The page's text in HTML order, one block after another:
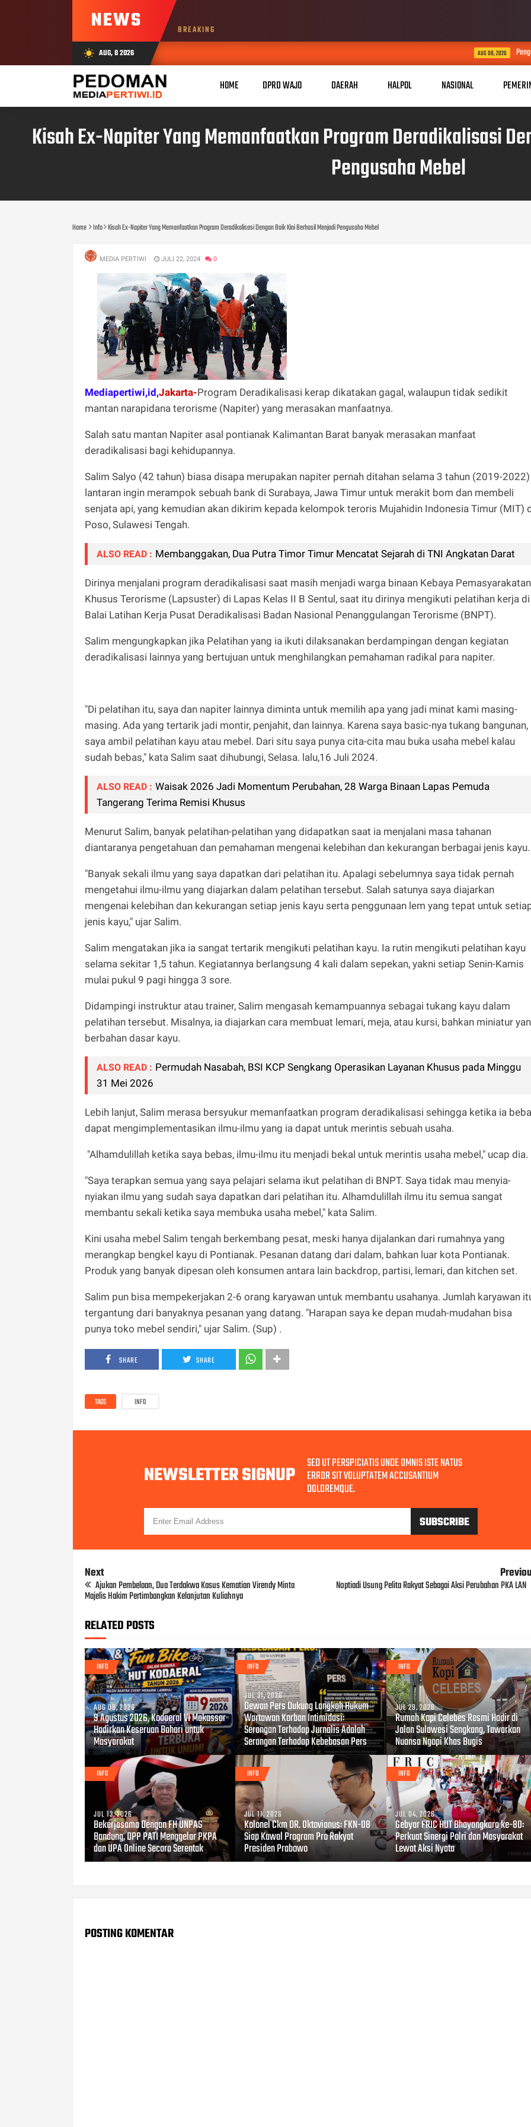
NEWS BREAKING
wb_sunny AUG, 8 2026 Pengacara Senior Erles
HOME DPRD WAJO DAERAH HALPOL NASIONAL
Kisah Ex-Napiter Yang Memanfaatkan Program Deradikalisasi
Pengusaha Mebel
Home Info Kisah Ex-Napiter Yang Memanfaatkan Program Deradikalisasi Dengan Baik Kini Berhasil Menjadi Pengusaha Mebel
MEDIA PERTIWI JULI 22, 2024 0
Mediapertiwi,id,Jakarta-Program Deradikalisasi kerap dikatakan gagal, walaupun tidak sedikit
mantan narapidana terorisme (Napiter) yang merasakan manfaatnya.
Salah satu mantan Napiter asal pontianak Kalimantan Barat banyak merasakan manfaat
deradikalisasi bagi kehidupannya.
Salim Salyo (42 tahun) biasa disapa merupakan napiter pernah ditahan selama 3 tahun (2019-2022)
lantaran ingin merampok sebuah bank di Surabaya, Jawa Timur untuk merakit bom dan membeli
senjata api, yang kemudian akan dikirim kepada kelompok teroris Mujahidin Indonesia Timur (MIT)
Poso, Sulawesi Tengah.
ALSO READ : Membanggakan, Dua Putra Timor Timur Mencatat Sejarah di TNI Angkatan Darat
Dirinya menjalani program deradikalisasi saat masih menjadi warga binaan Kebaya Pemasyarakatan
Khusus Terorisme (Lapsuster) di Lapas Kelas II B Sentul, saat itu dirinya mengikuti pelatihan kerja di
Balai Latihan Kerja Pusat Deradikalisasi Badan Nasional Penanggulangan Terorisme (BNPT).
Salim mengungkapkan jika Pelatihan yang ia ikuti dilaksanakan berdampingan dengan kegiatan
deradikalisasi lainnya yang bertujuan untuk menghilangkan pemahaman radikal para napiter.
"Di pelatihan itu, saya dan napiter lainnya diminta untuk memilih apa yang jadi minat kami masing-
masing. Ada yang tertarik jadi montir, penjahit, dan lainnya. Karena saya basic-nya tukang bangunan,
saya ambil pelatihan kayu atau mebel. Dari situ saya punya cita-cita mau buka usaha mebel kalau
sudah bebas," kata Salim saat dihubungi, Selasa. lalu,16 Juli 2024.
ALSO READ : Waisak 2026 Jadi Momentum Perubahan, 28 Warga Binaan Lapas Pemuda
Tangerang Terima Remisi Khusus
Menurut Salim, banyak pelatihan-pelatihan yang didapatkan saat ia menjalani masa tahanan
diantaranya pengetahuan dan pemahaman mengenai kelebihan dan kekurangan berbagai jenis kayu.
"Banyak sekali ilmu yang saya dapatkan dari pelatihan itu. Apalagi sebelumnya saya tidak pernah
mengetahui ilmu-ilmu yang diajarkan dalam pelatihan tersebut. Salah satunya saya diajarkan
mengenai kelebihan dan kekurangan setiap jenis kayu serta penggunaan lem yang tepat untuk
jenis kayu," ujar Salim.
Salim mengatakan jika ia sangat tertarik mengikuti pelatihan kayu. Ia rutin mengikuti pelatihan kayu
selama sekitar 1,5 tahun. Kegiatannya berlangsung 4 kali dalam sepekan, yakni setiap Senin-Kamis
mulai pukul 9 pagi hingga 3 sore.
Didampingi instruktur atau trainer, Salim mengasah kemampuannya sebagai tukang kayu dalam
pelatihan tersebut. Misalnya, ia diajarkan cara membuat lemari, meja, atau kursi, bahkan miniatur
berbahan dasar kayu.
ALSO READ : Permudah Nasabah, BSI KCP Sengkang Operasikan Layanan Khusus pada Minggu
31 Mei 2026
Lebih lanjut, Salim merasa bersyukur memanfaatkan program deradikalisasi sehingga ketika ia
dapat mengimplementasikan ilmu-ilmu yang ia dapat untuk merintis sebuah usaha.
"Alhamdulillah ketika saya bebas, ilmu-ilmu itu menjadi bekal untuk merintis usaha mebel," ucap dia.
"Saya terapkan semua yang saya pelajari selama ikut pelatihan di BNPT. Saya tidak mau menyia-
nyiakan ilmu yang sudah saya dapatkan dari pelatihan itu. Alhamdulillah ilmu itu semua sangat
membantu sekali ketika saya membuka usaha mebel," kata Salim.
Kini usaha mebel Salim tengah berkembang pesat, meski hanya dijalankan dari rumahnya yang
merangkap bengkel kayu di Pontianak. Pesanan datang dari dalam, bahkan luar kota Pontianak.
Produk yang banyak dipesan oleh konsumen antara lain backdrop, partisi, lemari, dan kitchen set.
Salim pun bisa mempekerjakan 2-6 orang karyawan untuk membantu usahanya. Jumlah karyawan
tergantung dari banyaknya pesanan yang datang. "Harapan saya ke depan mudah-mudahan bisa
punya toko mebel sendiri," ujar Salim. (Sup) .
SHARE SHARE
TAGS INFO
NEWSLETTER SIGNUP SED UT PERSPICIATIS UNDE OMNIS ISTE NATUS
ERROR SIT VOLUPTATEM ACCUSANTIUM
DOLOREMQUE.
Next
Ajukan Pembelaan, Dua Terdakwa Kasus Kematian Virendy Minta
Majelis Hakim Pertimbangkan Kelanjutan Kuliahnya
Noptiadi Usung Pelita Rakyat Sebagai Aksi Perubahan PKA LAN
RELATED POSTS
INFO
AUG 08, 2026
9 Agustus 2026, Kodaeral VI Makassar
Hadirkan Keseruan Bahari untuk
Masyarakat
INFO
JUL 31, 2026
Dewan Pers Dukung Langkah Hukum
Wartawan Korban Intimidasi:
Serangan Terhadap Jurnalis Adalah
Serangan Terhadap Kebebasan Pers
INFO
JUL 29, 2026
Rumah Kopi Celebes Resmi Hadir di
Jalan Sulawesi Sengkang, Tawarkan
Nuansa Ngopi Khas Bugis
INFO
JUL 13, 2026
Bekerjasama Dengan FH UNPAS
Bandung, DPP PATI Menggelar PKPA
dan UPA Online Secara Serentak
INFO
JUL 11, 2026
Kolonel Ckm DR. Oktovianus: FKN-08
Siap Kawal Program Pro Rakyat
Presiden Prabowo
INFO
JUL 04, 2026
Gebyar FRIC HUT Bhayangkara ke-80:
Perkuat Sinergi Polri dan Masyarakat
Lewat Aksi Nyata
POSTING KOMENTAR